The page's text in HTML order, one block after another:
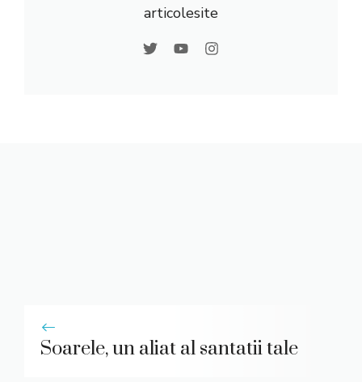
articolesite
Soarele, un aliat al santatii tale